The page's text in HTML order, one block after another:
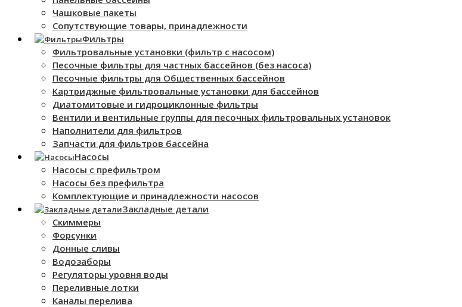
Чашковые пакеты
Сопутствующие товары, принадлежности
Фильтры
Фильтровальные установки (фильтр с насосом)
Песочные фильтры для частных бассейнов (без насоса)
Песочные фильтры для Общественных бассейнов
Картриджные фильтровальные установки для бассейнов
Диатомитовые и гидроциклонные фильтры
Вентили и вентильные группы для песочных фильтровальных установок
Наполнители для фильтров
Запчасти для фильтров бассейна
Насосы
Насосы с префильтром
Насосы без префильтра
Комплектующие и принадлежности насосов
Закладные детали
Скиммеры
Форсунки
Донные сливы
Водозаборы
Регуляторы уровня воды
Переливные лотки
Каналы перелива